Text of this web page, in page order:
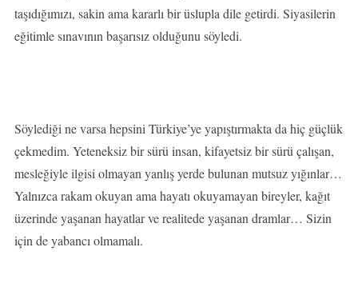
taşıdığımızı, sakin ama kararlı bir üslupla dile getirdi. Siyasilerin
eğitimle sınavının başarısız olduğunu söyledi.
Söylediği ne varsa hepsini Türkiye’ye yapıştırmakta da hiç güçlük
çekmedim. Yeteneksiz bir sürü insan, kifayetsiz bir sürü çalışan,
mesleğiyle ilgisi olmayan yanlış yerde bulunan mutsuz yığınlar…
Yalnızca rakam okuyan ama hayatı okuyamayan bireyler, kağıt
üzerinde yaşanan hayatlar ve realitede yaşanan dramlar… Sizin
için de yabancı olmamalı.